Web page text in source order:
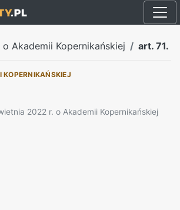
o Akademii Kopernikańskiej art. 71.
KOPERNIKAŃSKIEJ
2022 r. o Akademii Kopernikańskiej